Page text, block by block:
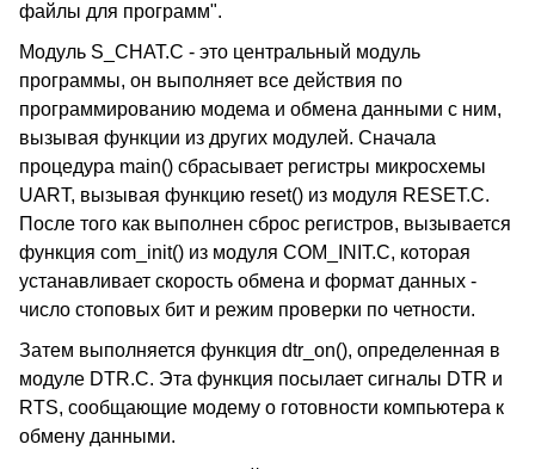
файлы для программ".
Модуль S_CHAT.C - это центральный модуль
программы, он выполняет все действия по
программированию модема и обмена данными с ним,
вызывая функции из других модулей. Сначала
процедура main() сбрасывает регистры микросхемы
UART, вызывая функцию reset() из модуля RESET.C.
После того как выполнен сброс регистров, вызывается
функция com_init() из модуля COM_INIT.C, которая
устанавливает скорость обмена и формат данных -
число стоповых бит и режим проверки по четности.
Затем выполняется функция dtr_on(), определенная в
модуле DTR.C. Эта функция посылает сигналы DTR и
RTS, сообщающие модему о готовности компьютера к
обмену данными.